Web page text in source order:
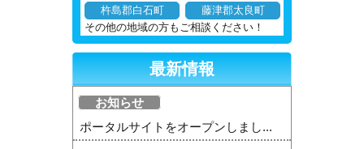
杵島郡白石町
藤津郡太良町
その他の地域の方もご相談ください！
最新情報
お知らせ
ポータルサイトをオープンしまし...